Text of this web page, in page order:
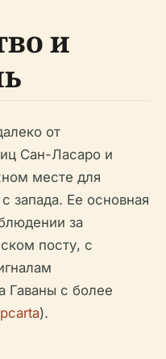
и
от
Сан-Ласаро и
месте для
запада. Ее основная
за
посту, с
Гаваны с более
).